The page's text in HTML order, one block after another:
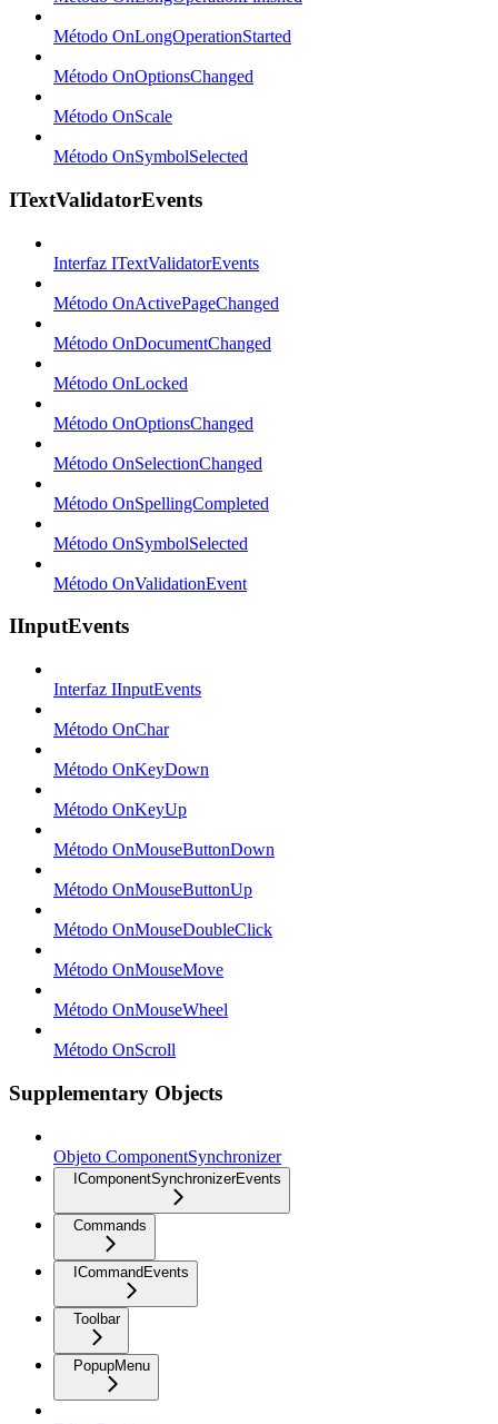
Método OnLongOperationStarted
Método OnOptionsChanged
Método OnScale
Método OnSymbolSelected
ITextValidatorEvents
Interfaz ITextValidatorEvents
Método OnActivePageChanged
Método OnDocumentChanged
Método OnLocked
Método OnOptionsChanged
Método OnSelectionChanged
Método OnSpellingCompleted
Método OnSymbolSelected
Método OnValidationEvent
IInputEvents
Interfaz IInputEvents
Método OnChar
Método OnKeyDown
Método OnKeyUp
Método OnMouseButtonDown
Método OnMouseButtonUp
Método OnMouseDoubleClick
Método OnMouseMove
Método OnMouseWheel
Método OnScroll
Supplementary Objects
Objeto ComponentSynchronizer
IComponentSynchronizerEvents
Commands
ICommandEvents
Toolbar
PopupMenu